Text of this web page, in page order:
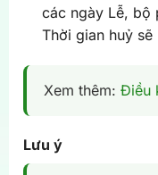
các ngày Lễ, bộ
Thời gian huỷ
Xem thêm: Điều
Lưu ý